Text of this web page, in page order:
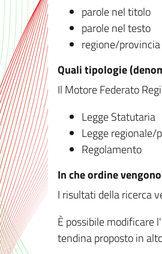
parole nel titolo
parole nel testo
regione/
Quali tipologie
Il Motore Federato
Legge Statutaria
Legge regionale/
Regolamento
In che ordine
I risultati della ricerca
È possibile
tendina proposto in